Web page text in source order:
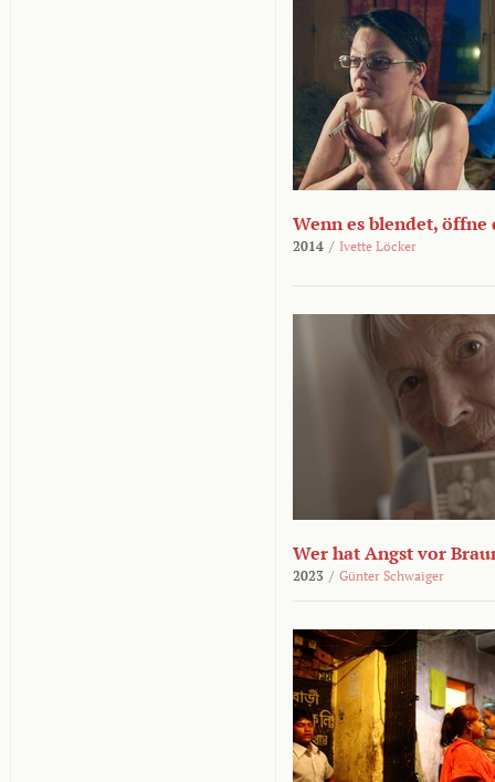
Wenn es blendet, öffne
2014 / Ivette Löcker
Wer hat Angst vor
2023 / Günter Schwaiger